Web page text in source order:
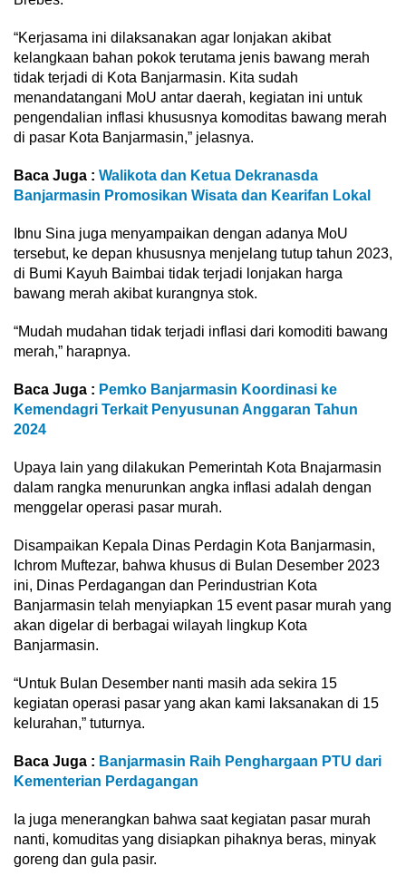
“Kerjasama ini dilaksanakan agar lonjakan akibat
kelangkaan bahan pokok terutama jenis bawang merah
tidak terjadi di Kota Banjarmasin. Kita sudah
menandatangani MoU antar daerah, kegiatan ini untuk
pengendalian inflasi khususnya komoditas bawang merah
di pasar Kota Banjarmasin,” jelasnya.
Baca Juga : Walikota dan Ketua Dekranasda
Banjarmasin Promosikan Wisata dan Kearifan Lokal
Ibnu Sina juga menyampaikan dengan adanya MoU
tersebut, ke depan khususnya menjelang tutup tahun 2023,
di Bumi Kayuh Baimbai tidak terjadi lonjakan harga
bawang merah akibat kurangnya stok.
“Mudah mudahan tidak terjadi inflasi dari komoditi bawang
merah,” harapnya.
Baca Juga : Pemko Banjarmasin Koordinasi ke
Kemendagri Terkait Penyusunan Anggaran Tahun
2024
Upaya lain yang dilakukan Pemerintah Kota Bnajarmasin
dalam rangka menurunkan angka inflasi adalah dengan
menggelar operasi pasar murah.
Disampaikan Kepala Dinas Perdagin Kota Banjarmasin,
Ichrom Muftezar, bahwa khusus di Bulan Desember 2023
ini, Dinas Perdagangan dan Perindustrian Kota
Banjarmasin telah menyiapkan 15 event pasar murah yang
akan digelar di berbagai wilayah lingkup Kota
Banjarmasin.
“Untuk Bulan Desember nanti masih ada sekira 15
kegiatan operasi pasar yang akan kami laksanakan di 15
kelurahan,” tuturnya.
Baca Juga : Banjarmasin Raih Penghargaan PTU dari
Kementerian Perdagangan
Ia juga menerangkan bahwa saat kegiatan pasar murah
nanti, komuditas yang disiapkan pihaknya beras, minyak
goreng dan gula pasir.